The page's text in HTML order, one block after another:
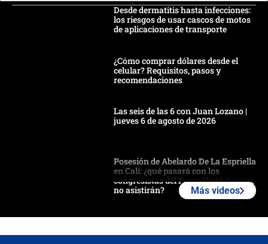
Desde dermatitis hasta infecciones:
los riesgos de usar cascos de motos
de aplicaciones de transporte
¿Cómo comprar dólares desde el
celular? Requisitos, pasos y
recomendaciones
Las seis de las 6 con Juan Lozano |
jueves 6 de agosto de 2026
Posesión de Abelardo De La Espriella
en Cali: ¿qué pasará con los
congresistas del Pacto Histórico que
no asistirán?
Más videos